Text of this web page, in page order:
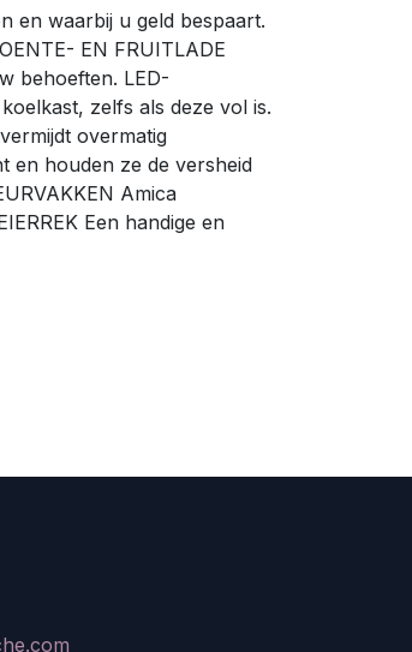
en waarbij u geld bespaart.
EN FRUITLADE
behoeften. LED-
zelfs als deze vol is.
overmatig
en houden ze de versheid
Amica
Een handige en